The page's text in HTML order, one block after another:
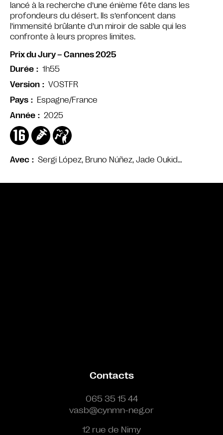
Avec Sergi López, Bruno Núñez, Jade Oukid…
lancé à la recherche d’une énième fête dans les
profondeurs du désert. Ils s’enfoncent dans
l’immensité brûlante d’un miroir de sable qui les
confronte à leurs propres limites.
Prix du Jury – Cannes 2025
Durée
1h55
Version
VOSTFR
Pays
Espagne/France
Année
2025
Contacts
065 35 15 44
vasb@cynmn-neg.or
12 rue de Nimy